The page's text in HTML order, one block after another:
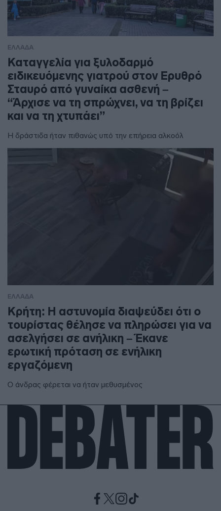
ΕΛΛΑΔΑ
Καταγγελία για ξυλοδαρμό
ειδικευόμενης γιατρού στον Ερυθρό
Σταυρό από γυναίκα ασθενή –
“Άρχισε να τη σπρώχνει, να τη βρίζει
και να τη χτυπάει”
Η δράστιδα ήταν πιθανώς υπό την επήρεια αλκοόλ
ΕΛΛΑΔΑ
Κρήτη: Η αστυνομία διαψεύδει ότι ο
τουρίστας θέλησε να πληρώσει για να
ασελγήσει σε ανήλικη – Έκανε
ερωτική πρόταση σε ενήλικη
εργαζόμενη
Ο άνδρας φέρεται να ήταν μεθυσμένος